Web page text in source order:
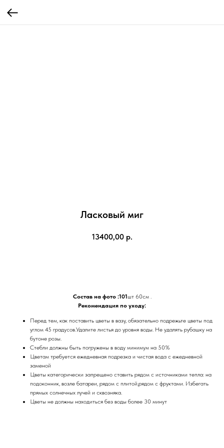
Ласковый миг
13400,00 р.
Состав на фото :101шт 60см .
Рекомендация по уходу:
Перед тем, как поставить цветы в вазу, обязательно подрежьте цветы под
углом 45 градусов.Удалите листья до уровня воды. Не удалять рубашку на
бутоне розы.
Стебли должны быть погружены в воду минимум на 50%
Цветам требуется ежедневная подрезка и чистая вода с ежедневной
заменой
Цветы категорически запрещено ставить рядом с источниками тепла: на
подоконник, возле батареи, рядом с плитой,рядом с фруктами. Избегать
прямых солнечных лучей и сквозняка.
Цветы не должны находиться без воды более 30 минут